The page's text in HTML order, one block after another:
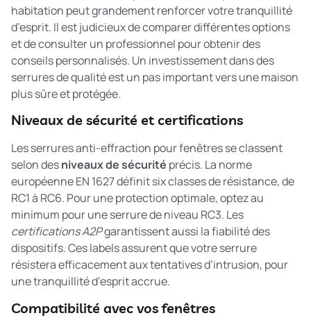
habitation peut grandement renforcer votre tranquillité
d’esprit. Il est judicieux de comparer différentes options
et de consulter un professionnel pour obtenir des
conseils personnalisés. Un investissement dans des
serrures de qualité est un pas important vers une maison
plus sûre et protégée.
Niveaux de sécurité et certifications
Les serrures anti-effraction pour fenêtres se classent
selon desniveaux de sécurité précis. La norme
européenne EN 1627 définit six classes de résistance, de
RC1 à RC6. Pour une protection optimale, optez au
minimum pour une serrure de niveau RC3. Les
certifications A2Pgarantissent aussi la fiabilité des
dispositifs. Ces labels assurent que votre serrure
résistera efficacement aux tentatives d’intrusion, pour
une tranquillité d’esprit accrue.
Compatibilité avec vos fenêtres